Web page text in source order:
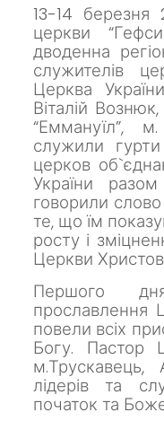
13-14 березня
церкви
дводенна
служителів
Церква
Віталій
“Еммануїл”,
служили
церков
України
говорили
те, що їм
росту і
Церкви
Першого
прославлення
повели всіх
Богу. Пастор
м.Трускавець,
лідерів та
початок та